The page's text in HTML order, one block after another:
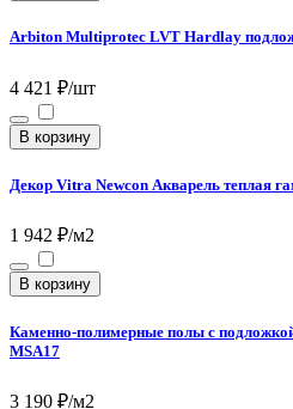
Arbiton Multiprotec LVT Hardlay
4 421 ₽/шт
В корзину
Декор Vitra Newcon Акварель теплая
1 942 ₽/м2
В корзину
Каменно-полимерные полы с
MSA17
3 190 ₽/м2